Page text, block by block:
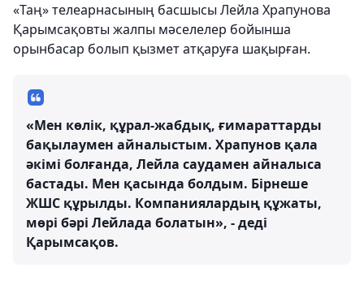
«Таң» телеарнасының басшысы Лейла Храпунова
Қарымсақовты жалпы мәселелер бойынша
орынбасар болып қызмет атқаруға шақырған.
«Мен көлік, құрал-жабдық, ғимараттарды
бақылаумен айналыстым. Храпунов қала
әкімі болғанда, Лейла саудамен айналыса
бастады. Мен қасында болдым. Бірнеше
ЖШС құрылды. Компаниялардың құжаты,
мөрі бәрі Лейлада болатын», - деді
Қарымсақов.